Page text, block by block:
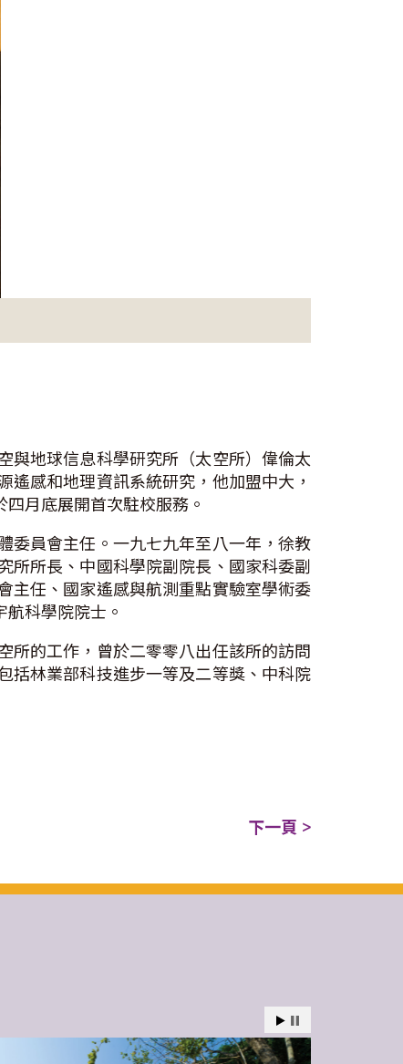
與地球信息科學研究所（太空所）偉倫太
感和地理資訊系統研究，他加盟中大，
月底展開首次駐校服務。
委員會主任。一九七九年至八一年，徐教
所所長、中國科學院副院長、國家科委副
主任、國家遙感與航測重點實驗室學術委
科學院院士。
所的工作，曾於二零零八出任該所的訪問
括林業部科技進步一等及二等獎、中科院
下一頁 >